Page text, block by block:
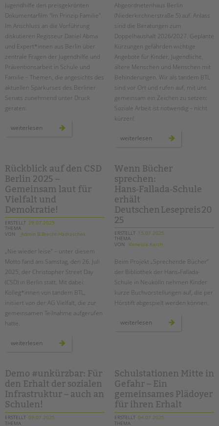
Jugendhilfe den preisgekrönten
Dokumentarfilm "Im Prinzip Familie".
Im Anschluss an die Vorführung
diskutieren Regisseur Daniel Abma
und Expert*innen aus Berlin über
zentrale Fragen der Jugendhilfe und
Präventionsarbeit in Schule und
Familie – Themen, die angesichts des
aktuellen Sparkurses des Berliner
Senats zunehmend unter Druck
geraten.
weiterlesen
city
kino
wedding
Abgeordnetenhaus Berlin
(Niederkirchnerstraße 5) auf. Anlass
sind die Beratungen zum
Doppelhaushalt 2026/2027. Geplante
Kürzungen gefährden wichtige
Angebote für Kinder, Jugendliche,
ältere Menschen und Menschen mit
Behinderungen. Wir als tandem BTL
sind vor Ort und rufen auf, mit uns
gemeinsam ein Zeichen zu setzen:
Soziale Arbeit ist notwendig – nicht
kürzen!
weiterlesen kundgebung
am
11.
september
2025
Rückblick auf den CSD
Berlin 2025 –
Gemeinsam laut für
Vielfalt und
Demokratie!
ERSTELLT 29.07.2025
THEMA
VON
_Admin B.Brecht-Hadraschek
„Nie wieder leise“ – unter diesem
Motto fand am Samstag, den 26. Juli
2025, der Christopher Street Day
(CSD) in Berlin statt. Mit dabei:
Kolleg*innen von tandem BTL,
initiiert von der AG Vielfalt, die zur
gemeinsamen Teilnahme aufgerufen
hatte.
weiterlesen rückblick
2025
–
gemeinsam
laut
für
demokratie!
Wenn Bücher
sprechen:
Hans‑Fallada‑Schule
erhält
Deutschen Lesepreis 20
25
ERSTELLT 15.07.2025
THEMA
VON
Vanessa Karch
Beim Projekt „Sprechende Bücher“
der Bibliothek der Hans‑Fallada-
Schule in Neukölln nehmen Kinder
kurze Buchvorstellungen auf, die per
Hörstift abgespielt werden können.
weiterlesen
Demo #unkürzbar: Für
den Erhalt der sozialen
Infrastruktur – auch an
Schulen!
ERSTELLT 09.07.2025
THEMA
Schulstationen Mitte in
Gefahr – Ein
gemeinsames Plädoyer
für ihren Erhalt
ERSTELLT 04.07.2025
THEMA